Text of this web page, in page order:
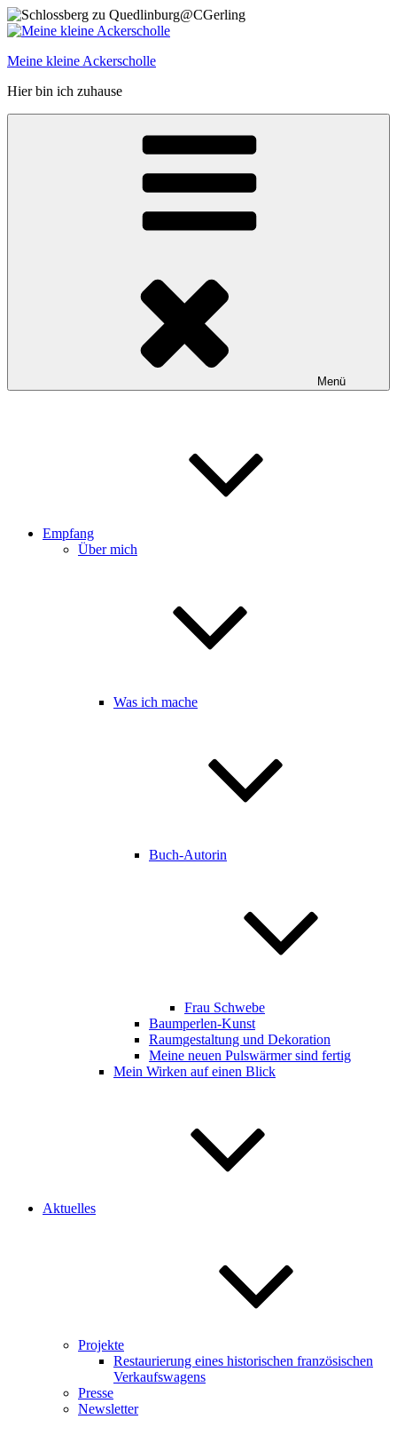
Zum
Inhalt
Meine kleine Ackerscholle
Hier bin ich zuhause
Menü
Empfang
Über mich
Was ich mache
Buch-Autorin
Frau Schwebe
Baumperlen-Kunst
Raumgestaltung und Dekoration
Meine neuen Pulswärmer sind fertig
Mein Wirken auf einen Blick
Aktuelles
Projekte
Restaurierung eines historischen französischen
Verkaufswagens
Presse
Newsletter